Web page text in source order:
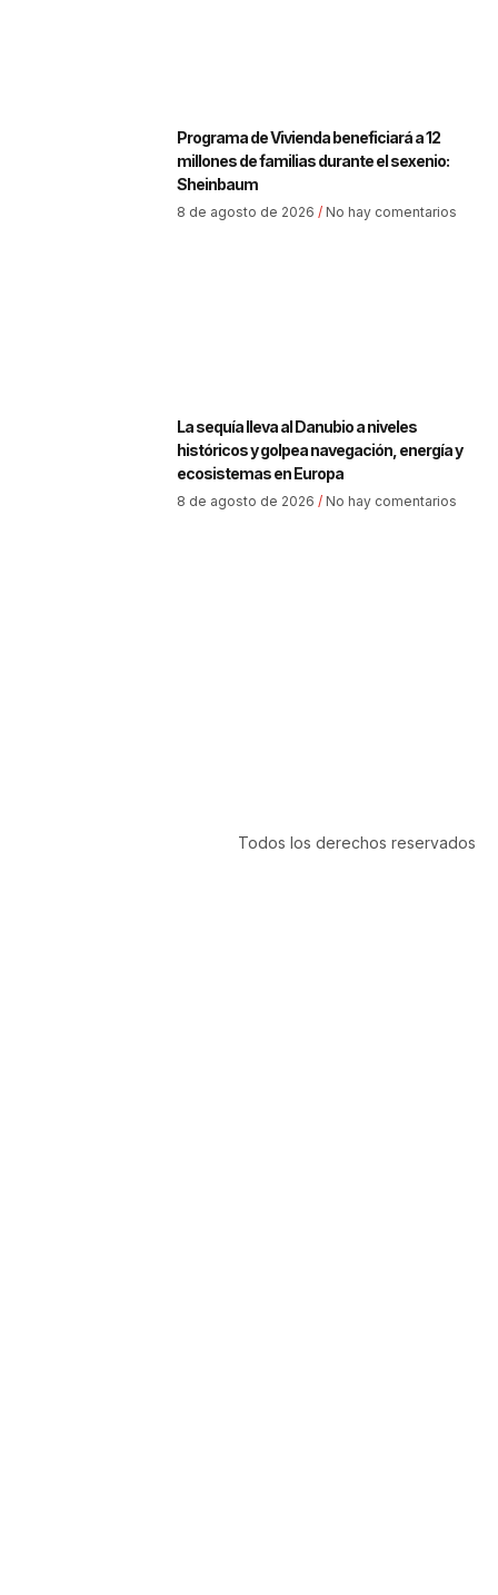
Programa de Vivienda beneficiará a 12
millones de familias durante el sexenio:
Sheinbaum
8 de agosto de 2026 No hay comentarios
La sequía lleva al Danubio a niveles
históricos y golpea navegación, energía y
ecosistemas en Europa
8 de agosto de 2026 No hay comentarios
Todos los derechos reservados